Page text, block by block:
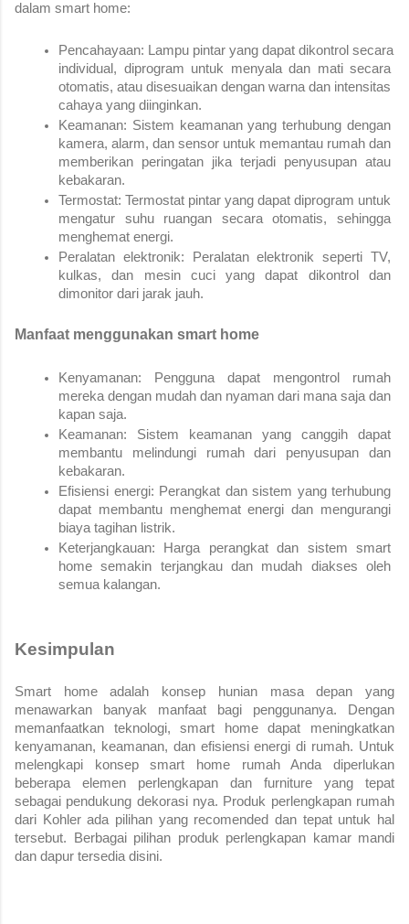
dalam smart home:
Pencahayaan: Lampu pintar yang dapat dikontrol secara
individual, diprogram untuk menyala dan mati secara
otomatis, atau disesuaikan dengan warna dan intensitas
cahaya yang diinginkan.
Keamanan: Sistem keamanan yang terhubung dengan
kamera, alarm, dan sensor untuk memantau rumah dan
memberikan peringatan jika terjadi penyusupan atau
kebakaran.
Termostat: Termostat pintar yang dapat diprogram untuk
mengatur suhu ruangan secara otomatis, sehingga
menghemat energi.
Peralatan elektronik: Peralatan elektronik seperti TV,
kulkas, dan mesin cuci yang dapat dikontrol dan
dimonitor dari jarak jauh.
Manfaat menggunakan smart home
Kenyamanan: Pengguna dapat mengontrol rumah
mereka dengan mudah dan nyaman dari mana saja dan
kapan saja.
Keamanan: Sistem keamanan yang canggih dapat
membantu melindungi rumah dari penyusupan dan
kebakaran.
Efisiensi energi: Perangkat dan sistem yang terhubung
dapat membantu menghemat energi dan mengurangi
biaya tagihan listrik.
Keterjangkauan: Harga perangkat dan sistem smart
home semakin terjangkau dan mudah diakses oleh
semua kalangan.
Kesimpulan
Smart home adalah konsep hunian masa depan yang
menawarkan banyak manfaat bagi penggunanya. Dengan
memanfaatkan teknologi, smart home dapat meningkatkan
kenyamanan, keamanan, dan efisiensi energi di rumah. Untuk
melengkapi konsep smart home rumah Anda diperlukan
beberapa elemen perlengkapan dan furniture yang tepat
sebagai pendukung dekorasi nya. Produk perlengkapan rumah
dari Kohler ada pilihan yang recomended dan tepat untuk hal
tersebut. Berbagai pilihan produk perlengkapan kamar mandi
dan dapur tersedia disini.